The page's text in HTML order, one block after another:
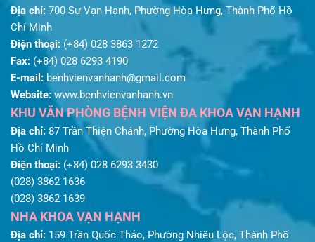
Địa chỉ: 700 Sư Vạn Hạnh, Phường Hòa Hưng, Thành Phố Hồ
Chí Minh
Điện thoại: (+84) 028 3863 1272
Fax: (+84) 028 6293 4190
E-mail: benhvienvanhanh@gmail.com
Website:www.benhvienvanhanh.vn
KHU VĂN PHÒNG BỆNH VIỆN ĐA KHOA VẠN HẠNH
Địa chỉ: 87 Trần Thiện Chánh, Phường Hòa Hưng, Thành Phố
Hồ Chí Minh
Điện thoại: (+84) 028 6293 3430
(028) 3862 1636
(028) 3862 1639
NHA KHOA VẠN HẠNH
Địa chỉ: 159 Trần Quốc Thảo, Phường Nhiêu Lộc, Thành Phố